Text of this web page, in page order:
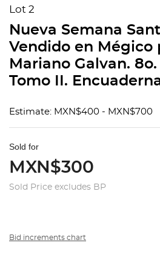
Lot 2
Nueva Semana
Vendido en Mégico
Mariano Galvan.
Tomo II.
Estimate: MXN$400 - MXN$700
Sold for
MXN$300
Sold Price excludes BP
Bid increments chart